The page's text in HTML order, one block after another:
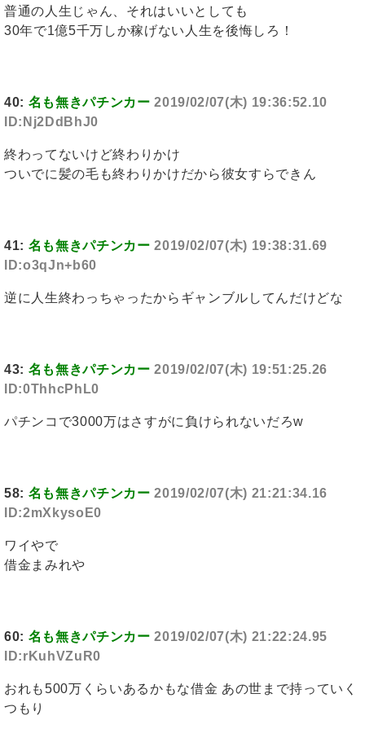
普通の人生じゃん、それはいいとしても
30年で1億5千万しか稼げない人生を後悔しろ！
40: 名も無きパチンカー 2019/02/07(木) 19:36:52.10
ID:Nj2DdBhJ0
終わってないけど終わりかけ
ついでに髪の毛も終わりかけだから彼女すらできん
41: 名も無きパチンカー 2019/02/07(木) 19:38:31.69
ID:o3qJn+b60
逆に人生終わっちゃったからギャンブルしてんだけどな
43: 名も無きパチンカー 2019/02/07(木) 19:51:25.26
ID:0ThhcPhL0
パチンコで3000万はさすがに負けられないだろw
58: 名も無きパチンカー 2019/02/07(木) 21:21:34.16
ID:2mXkysoE0
ワイやで
借金まみれや
60: 名も無きパチンカー 2019/02/07(木) 21:22:24.95
ID:rKuhVZuR0
おれも500万くらいあるかもな借金 あの世まで持っていく
つもり